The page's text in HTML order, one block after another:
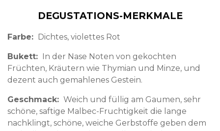
DEGUSTATIONS-MERKMALE
Farbe Dichtes, violettes Rot
Bukett
In der Nase Noten von gekochten
Früchten, Kräutern wie Thymian und Minze, und
dezent auch gemahlenes Gestein.
Geschmack
Weich und füllig am Gaumen, sehr
schöne, saftige Malbec-Fruchtigkeit die lange
nachklingt, schöne, weiche Gerbstoffe geben dem